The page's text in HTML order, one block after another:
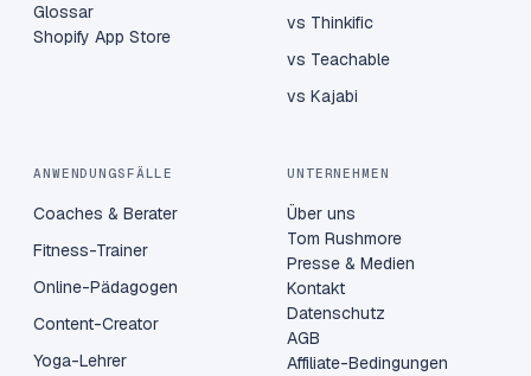
Glossar
Shopify App Store
vs Thinkific
vs Teachable
vs Kajabi
ANWENDUNGSFÄLLE
Coaches & Berater
Fitness-Trainer
Online-Pädagogen
Content-Creator
Yoga-Lehrer
UNTERNEHMEN
Über uns
Tom Rushmore
Presse & Medien
Kontakt
Datenschutz
AGB
Affiliate-Bedingungen